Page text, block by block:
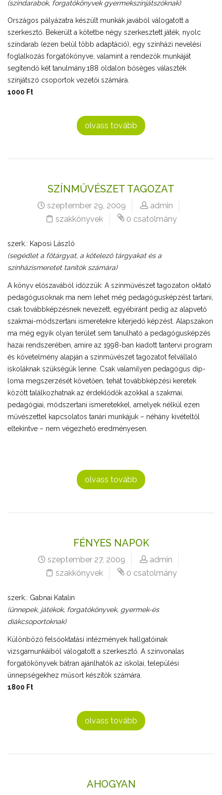
(színdarabok, forgatókönyvek gyermekszínjátszóknak)
Országos pályázatra készült munkák javából válogatott a
szerkesztő. Bekerült a kötetbe négy szerkesztett játék, nyolc
színdarab (ezen belül több adaptáció), egy színházi nevelési
foglalkozás forgatókönyve, valamint a rendezők munkáját
segítendő két tanulmány.188 oldalon bőséges választék
színjátszó csoportok vezetői számára.
1000 Ft
olvass tovább
SZÍNMŰVÉSZET TAGOZAT
szeptember 29, 2009
admin
szakkönyvek
0 csatolmány
szerk.: Kaposi László
(segédlet a főtárgyat, a kötelező tárgyakat és a
színházismeretet tanítók számára)
A könyv előszavából időzzük: A színművészet tagozaton oktató
pedagógusoknak ma nem lehet még pedagóguskép­­zést tartani,
csak továbbképzésnek nevezett, egyébiránt pedig az alapvető
szakmai-mód­szer­tani ismeretekre kiterjedő képzést. Alapszakon
ma még egyik olyan terület sem tanulható a peda­­gógusképzés
hazai rendszerében, amire az 1998-ban kiadott tantervi program
és követelmény alap­ján a színművészet tagozatot felvállaló
iskoláknak szükségük lenne. Csak valamilyen pedagógus dip­
loma megszerzését követően, te­hát továbbképzési keretek
között találkozhatnak az érdeklődők azokkal a szakmai,
pedagógiai, módszertani ismeretekkel, amelyek nélkül ezen
művészettel kapcsolatos tanári munkájuk – néhány kivételtől
eltekintve – nem végez­hető eredményesen.
olvass tovább
FÉNYES NAPOK
szeptember 27, 2009
admin
szakkönyvek
0 csatolmány
szerk.: Gabnai Katalin
(ünnepek, játékok, forgatókönyvek, gyermek-és
diákcsoportoknak)
Különböző felsőoktatási intézmények hallgatóinak
vizsgamunkáiból válogatott a szerkesztő. A színvonalas
forgatókönyvek bátran ajánlhatók az iskolai, települési
ünnepségekhez műsort készítők számára.
1800 Ft
olvass tovább
AHOGYAN